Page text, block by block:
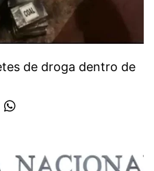
de droga dentro de